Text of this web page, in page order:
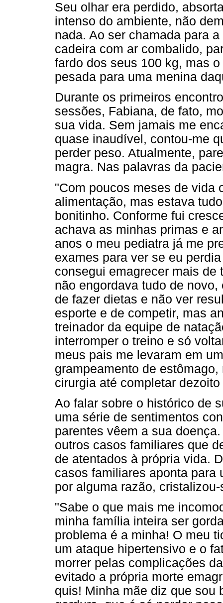
Seu olhar era perdido,
intenso do ambiente, não
nada. Ao ser chamada para
cadeira com ar combalido,
fardo dos seus 100 kg, mas
pesada para uma menina
Durante os primeiros
sessões, Fabiana, de fato,
sua vida. Sem jamais me
quase inaudível, contou-me
perder peso. Atualmente,
magra. Nas palavras da
"Com poucos meses de vida
alimentação, mas estava
bonitinho. Conforme fui
achava as minhas primas e
anos o meu pediatra já me
exames para ver se eu
consegui emagrecer mais
não engordava tudo de
de fazer dietas e não ver
esporte e de competir, mas
treinador da equipe de
interromper o treino e só
meus pais me levaram em
grampeamento de
cirurgia até completar
Ao falar sobre o histórico de
uma série de sentimentos
parentes vêem a sua
outros casos familiares que
de atentados à própria vida.
casos familiares aponta para
por alguma razão,
"Sabe o que mais me
minha família inteira ser
problema é a minha! O meu
um ataque hipertensivo e o
morrer pelas complicações
evitado a própria morte
quis! Minha mãe diz que sou